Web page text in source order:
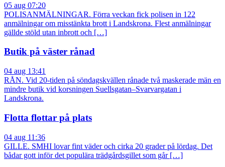
05 aug 07:20
POLISANMÄLNINGAR. Förra veckan fick polisen in 122
anmälningar om misstänkta brott i Landskrona. Flest anmälningar
gällde stöld utan inbrott och […]
Butik på väster rånad
04 aug 13:41
RÅN. Vid 20-tiden på söndagskvällen rånade två maskerade män en
mindre butik vid korsningen Suellsgatan–Svarvargatan i
Landskrona.
Flotta flottar på plats
04 aug 11:36
GILLE. SMHI lovar fint väder och cirka 20 grader på lördag. Det
bådar gott inför det populära trädgårdsgillet som går […]